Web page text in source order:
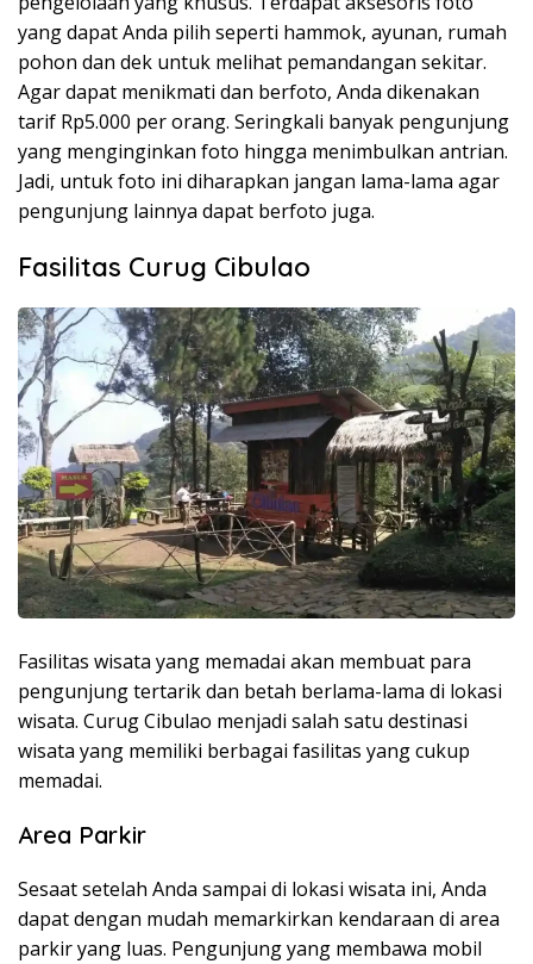
yang dapat Anda pilih seperti hammok, ayunan, rumah
pohon dan dek untuk melihat pemandangan sekitar.
Agar dapat menikmati dan berfoto, Anda dikenakan
tarif Rp5.000 per orang. Seringkali banyak pengunjung
yang menginginkan foto hingga menimbulkan antrian.
Jadi, untuk foto ini diharapkan jangan lama-lama agar
pengunjung lainnya dapat berfoto juga.
Fasilitas Curug Cibulao
Fasilitas wisata yang memadai akan membuat para
pengunjung tertarik dan betah berlama-lama di lokasi
wisata. Curug Cibulao menjadi salah satu destinasi
wisata yang memiliki berbagai fasilitas yang cukup
memadai.
Area Parkir
Sesaat setelah Anda sampai di lokasi wisata ini, Anda
dapat dengan mudah memarkirkan kendaraan di area
parkir yang luas. Pengunjung yang membawa mobil